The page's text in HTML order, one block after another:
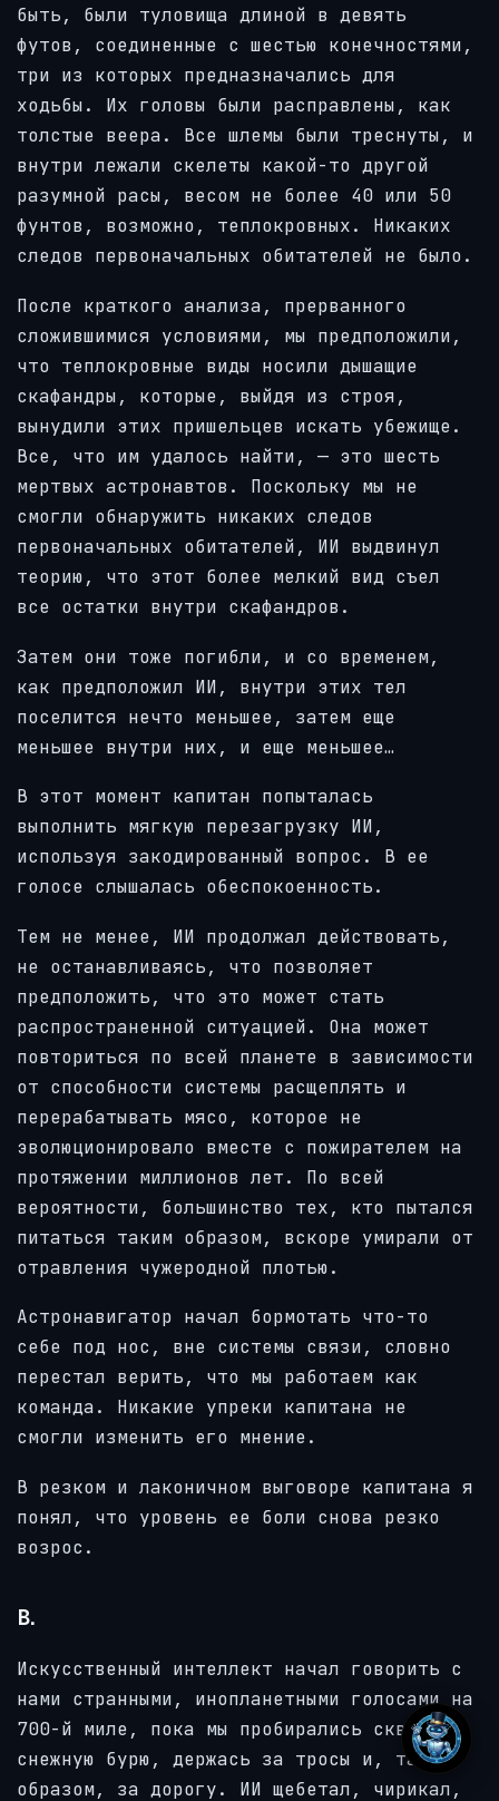
быть, были туловища длиной в девять
футов, соединенные с шестью конечностями,
три из которых предназначались для
ходьбы. Их головы были расправлены, как
толстые веера. Все шлемы были треснуты, и
внутри лежали скелеты какой-то другой
разумной расы, весом не более 40 или 50
фунтов, возможно, теплокровных. Никаких
следов первоначальных обитателей не было.
После краткого анализа, прерванного
сложившимися условиями, мы предположили,
что теплокровные виды носили дышащие
скафандры, которые, выйдя из строя,
вынудили этих пришельцев искать убежище.
Все, что им удалось найти, — это шесть
мертвых астронавтов. Поскольку мы не
смогли обнаружить никаких следов
первоначальных обитателей, ИИ выдвинул
теорию, что этот более мелкий вид съел
все остатки внутри скафандров.
Затем они тоже погибли, и со временем,
как предположил ИИ, внутри этих тел
поселится нечто меньшее, затем еще
меньшее внутри них, и еще меньшее…
В этот момент капитан попыталась
выполнить мягкую перезагрузку ИИ,
используя закодированный вопрос. В ее
голосе слышалась обеспокоенность.
Тем не менее, ИИ продолжал действовать,
не останавливаясь, что позволяет
предположить, что это может стать
распространенной ситуацией. Она может
повториться по всей планете в зависимости
от способности системы расщеплять и
перерабатывать мясо, которое не
эволюционировало вместе с пожирателем на
протяжении миллионов лет. По всей
вероятности, большинство тех, кто пытался
питаться таким образом, вскоре умирали от
отравления чужеродной плотью.
Астронавигатор начал бормотать что-то
себе под нос, вне системы связи, словно
перестал верить, что мы работаем как
команда. Никакие упреки капитана не
смогли изменить его мнение.
В резком и лаконичном выговоре капитана я
понял, что уровень ее боли снова резко
возрос.
В.
Искусственный интеллект начал говорить с
нами странными, инопланетными голосами на
700-й миле, пока мы пробирались сквозь
снежную бурю, держась за тросы и, таким
образом, за дорогу. ИИ щебетал, чирикал,